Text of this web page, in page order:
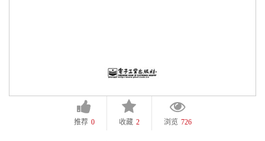
推荐 0 收藏 2 浏览 726